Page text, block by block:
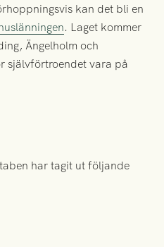
kan det bli en
. Laget kommer
Ängelholm och
självförtroendet vara på
har tagit ut följande